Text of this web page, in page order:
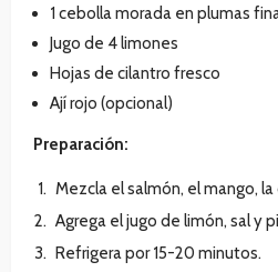
1 cebolla morada en plumas
Jugo de 4 limones
Hojas de cilantro fresco
Ají rojo (opcional)
Preparación:
Mezcla el salmón, el mango,
Agrega el jugo de limón, sal y
Refrigera por 15-20 minutos.